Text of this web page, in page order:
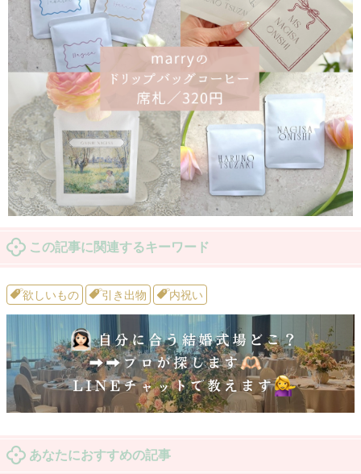
この記事に関連するキーワード
欲しいもの 引き出物 内祝い
あなたにおすすめの記事